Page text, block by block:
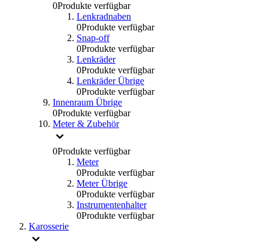
0Produkte verfügbar
Lenkradnaben
0Produkte verfügbar
Snap-off
0Produkte verfügbar
Lenkräder
0Produkte verfügbar
Lenkräder Übrige
0Produkte verfügbar
Innenraum Übrige
0Produkte verfügbar
Meter & Zubehör
0Produkte verfügbar
Meter
0Produkte verfügbar
Meter Übrige
0Produkte verfügbar
Instrumentenhalter
0Produkte verfügbar
Karosserie